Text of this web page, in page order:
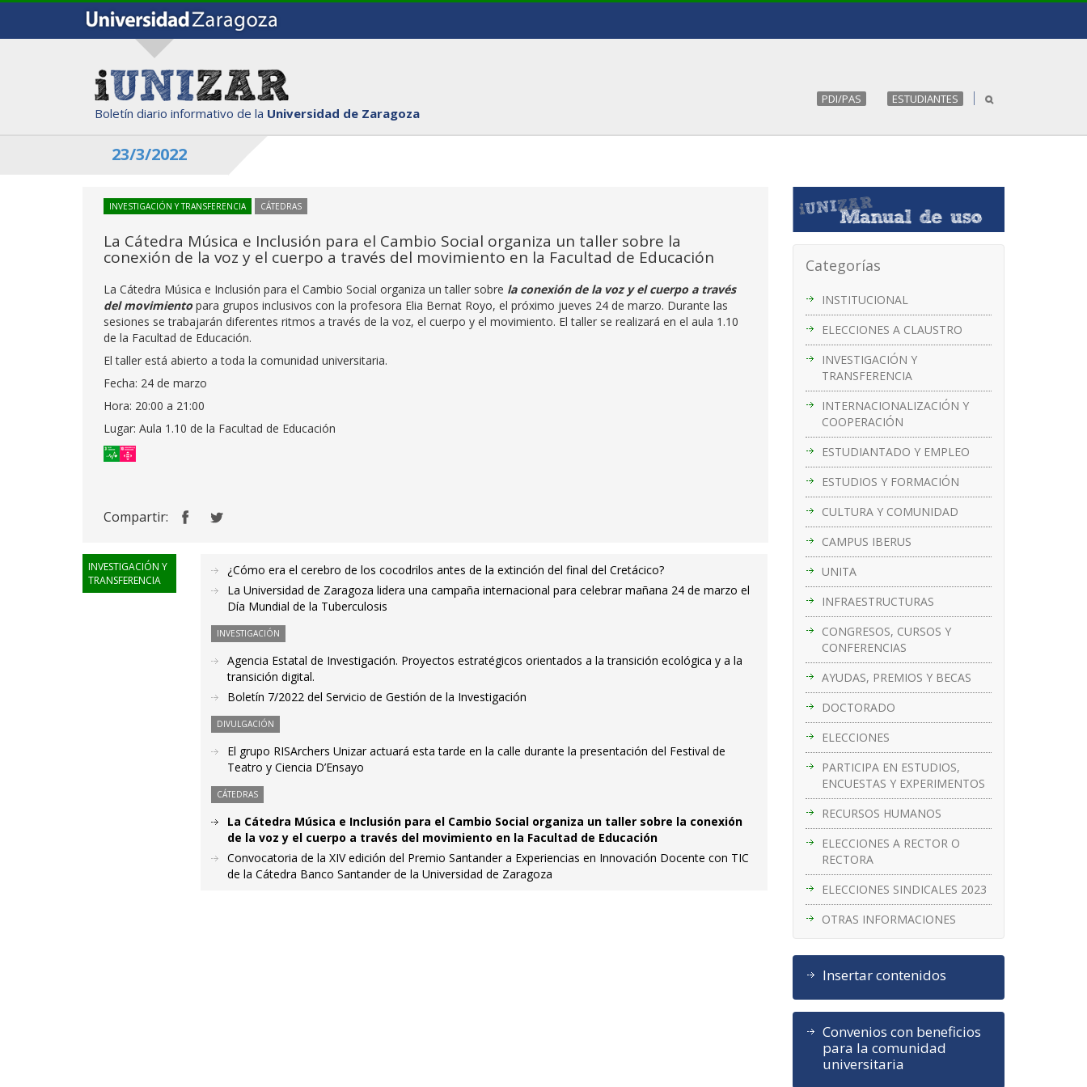
Boletín diario informativo de la Universidad de Zaragoza
PDI/PAS ESTUDIANTES
23/3/2022
Categorías
INSTITUCIONAL
ELECCIONES A CLAUSTRO
INVESTIGACIÓN Y
TRANSFERENCIA
INTERNACIONALIZACIÓN Y
COOPERACIÓN
ESTUDIANTADO Y EMPLEO
ESTUDIOS Y FORMACIÓN
CULTURA Y COMUNIDAD
CAMPUS IBERUS
UNITA
INFRAESTRUCTURAS
CONGRESOS, CURSOS Y
CONFERENCIAS
AYUDAS, PREMIOS Y BECAS
DOCTORADO
ELECCIONES
PARTICIPA EN ESTUDIOS,
ENCUESTAS Y EXPERIMENTOS
RECURSOS HUMANOS
ELECCIONES A RECTOR O
RECTORA
ELECCIONES SINDICALES 2023
OTRAS INFORMACIONES
Insertar contenidos
Convenios con beneficios
para la comunidad
universitaria
INVESTIGACIÓN Y TRANSFERENCIA CÁTEDRAS
La Cátedra Música e Inclusión para el Cambio Social organiza un taller sobre la
conexión de la voz y el cuerpo a través del movimiento en la Facultad de Educación
La Cátedra Música e Inclusión para el Cambio Social organiza un taller sobre la conexión de la voz y el cuerpo a través
del movimiento para grupos inclusivos con la profesora Elia Bernat Royo, el próximo jueves 24 de marzo. Durante las
sesiones se trabajarán diferentes ritmos a través de la voz, el cuerpo y el movimiento. El taller se realizará en el aula 1.10
de la Facultad de Educación.
El taller está abierto a toda la comunidad universitaria.
Fecha: 24 de marzo
Hora: 20:00 a 21:00
Lugar: Aula 1.10 de la Facultad de Educación
Compartir:
INVESTIGACIÓN Y
TRANSFERENCIA
¿Cómo era el cerebro de los cocodrilos antes de la extinción del final del Cretácico?
La Universidad de Zaragoza lidera una campaña internacional para celebrar mañana 24 de marzo el
Día Mundial de la Tuberculosis
INVESTIGACIÓN
Agencia Estatal de Investigación. Proyectos estratégicos orientados a la transición ecológica y a la
transición digital.
Boletín 7/2022 del Servicio de Gestión de la Investigación
DIVULGACIÓN
El grupo RISArchers Unizar actuará esta tarde en la calle durante la presentación del Festival de
Teatro y Ciencia D’Ensayo
CÁTEDRAS
La Cátedra Música e Inclusión para el Cambio Social organiza un taller sobre la conexión
de la voz y el cuerpo a través del movimiento en la Facultad de Educación
Convocatoria de la XIV edición del Premio Santander a Experiencias en Innovación Docente con TIC
de la Cátedra Banco Santander de la Universidad de Zaragoza